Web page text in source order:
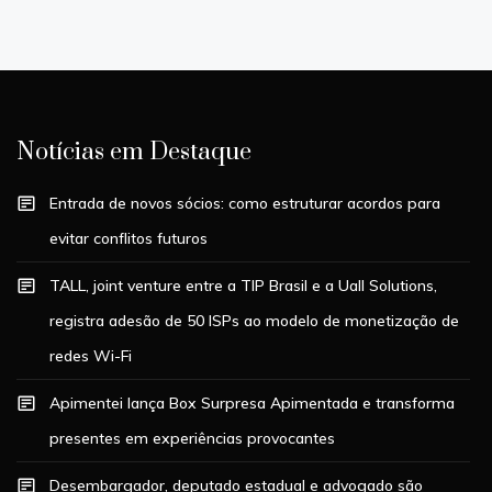
Notícias em Destaque
Entrada de novos sócios: como estruturar acordos para
evitar conflitos futuros
TALL, joint venture entre a TIP Brasil e a Uall Solutions,
registra adesão de 50 ISPs ao modelo de monetização de
redes Wi-Fi
Apimentei lança Box Surpresa Apimentada e transforma
presentes em experiências provocantes
Desembargador, deputado estadual e advogado são